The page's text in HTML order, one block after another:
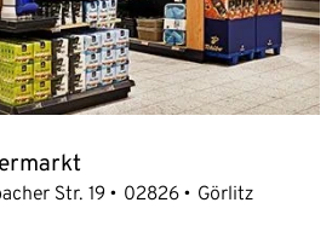
Str. 19 02826 Görlitz